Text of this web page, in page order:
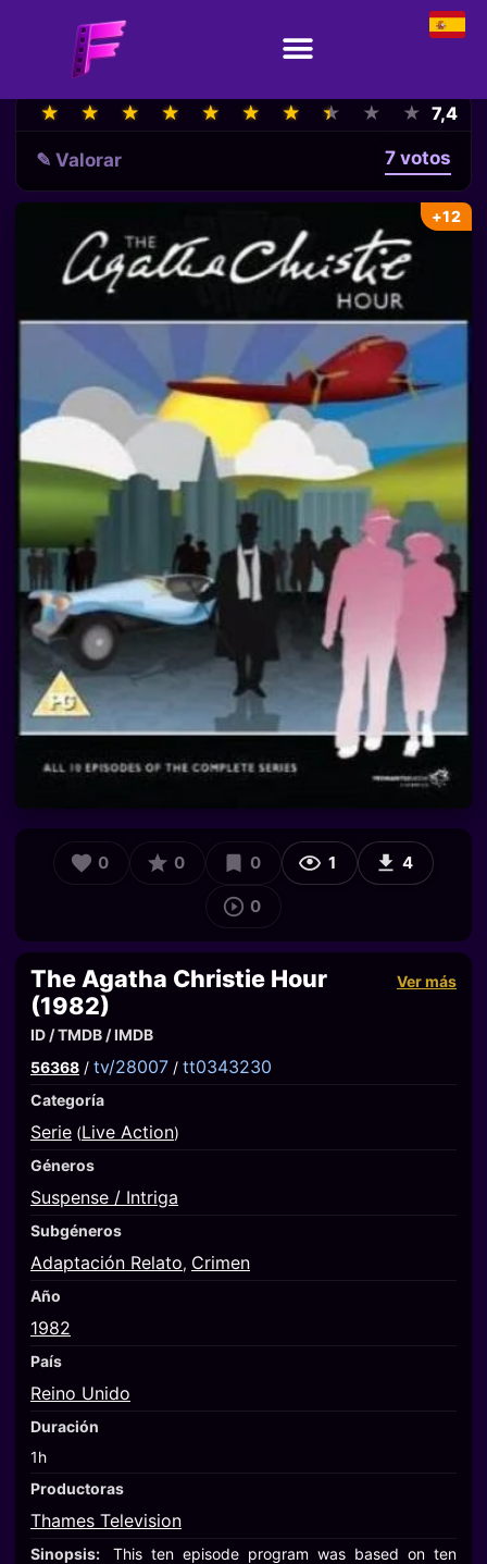
★
★ ★
★ ★
★ ★
★ ★
★ ★
★ ★
★ ★
★ ★
★ ★
★ 7,4
✎ Valorar 7 votos
+12
0 0 0 1 4
0
The Agatha Christie Hour
(1982)
Ver más
ID / TMDB / IMDB
56368 / tv/28007 / tt0343230
Categoría
Serie (Live Action)
Géneros
Suspense / Intriga
Subgéneros
Adaptación Relato, Crimen
Año
1982
País
Reino Unido
Duración
1h
Productoras
Thames Television
Sinopsis:
This ten episode program was based on ten